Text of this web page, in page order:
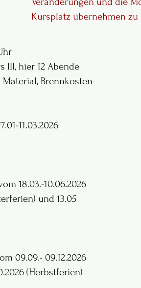
III, hier 12 Abende
Material, Brennkosten
07.01-11.03.2026
18.03.-10.06.2026
und 13.05
09.09.- 09.12.2026
(Herbstferien)
Kursplatz übernehmen zu